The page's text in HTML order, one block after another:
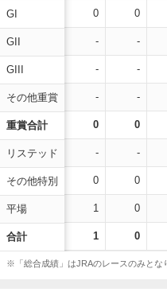
GI
GII
GIII
その他重賞
重賞合計
リステッド
その他特別
平場
合計
0 0
- -
- -
- -
0 0
- -
0 0
1 0
1 0
※「総合成績」はJRAのレースのみとな